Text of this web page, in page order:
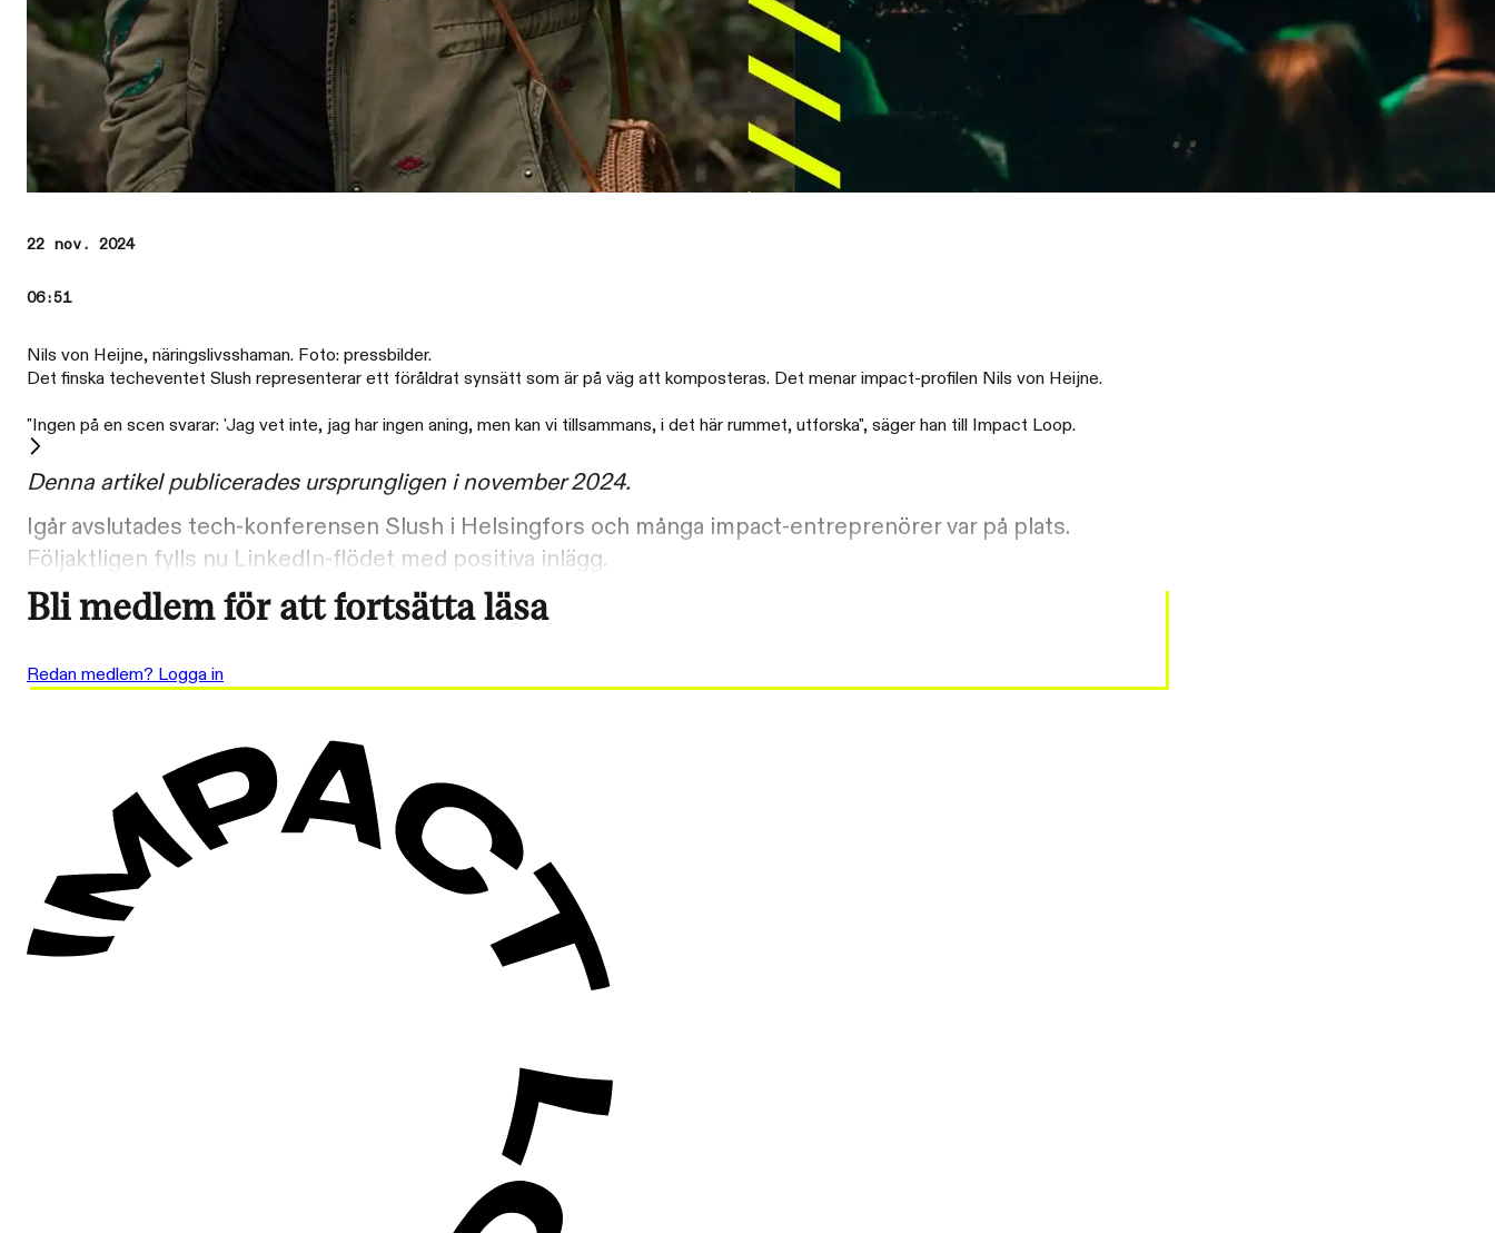
22 nov. 2024
06:51
Nils von Heijne, näringslivsshaman. Foto: pressbilder.
Det finska techeventet Slush representerar ett föråldrat synsätt som är på väg att komposteras. Det menar impact-profilen Nils von Heijne.
"Ingen på en scen svarar: 'Jag vet inte, jag har ingen aning, men kan vi tillsammans, i det här rummet, utforska", säger han till Impact Loop.
Denna artikel publicerades ursprungligen i november 2024.
Igår avslutades tech-konferensen Slush i Helsingfors och många impact-entreprenörer var på plats.
Följaktligen fylls nu LinkedIn-flödet med positiva inlägg.
Bli medlem för att fortsätta läsa
Redan medlem? Logga in